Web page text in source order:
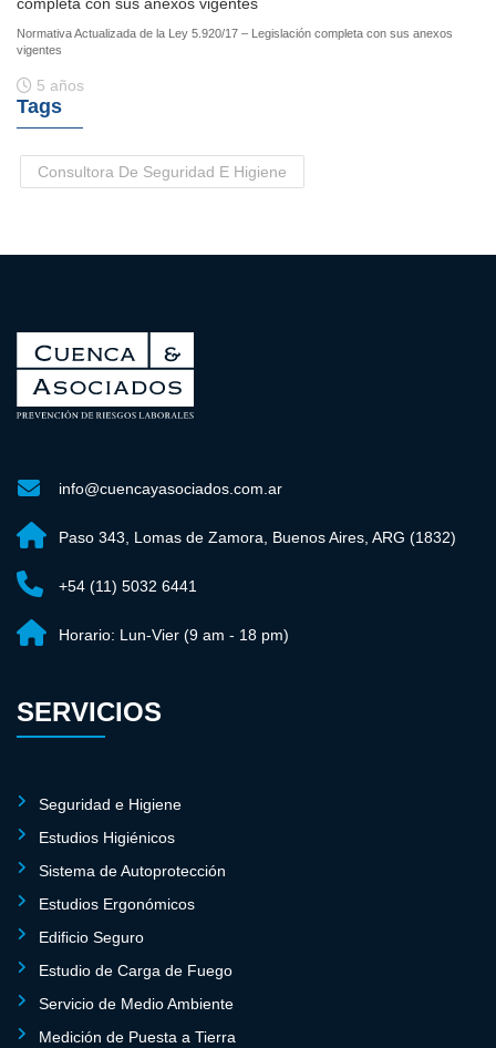
Normativa Actualizada de la Ley 5.920/17 – Legislación completa con sus anexos
vigentes
5 años
Tags
Consultora De Seguridad E Higiene
info@cuencayasociados.com.ar
Paso 343, Lomas de Zamora, Buenos Aires, ARG (1832)
+54 (11) 5032 6441
Horario: Lun-Vier (9 am - 18 pm)
SERVICIOS
Seguridad e Higiene
Estudios Higiénicos
Sistema de Autoprotección
Estudios Ergonómicos
Edificio Seguro
Estudio de Carga de Fuego
Servicio de Medio Ambiente
Medición de Puesta a Tierra